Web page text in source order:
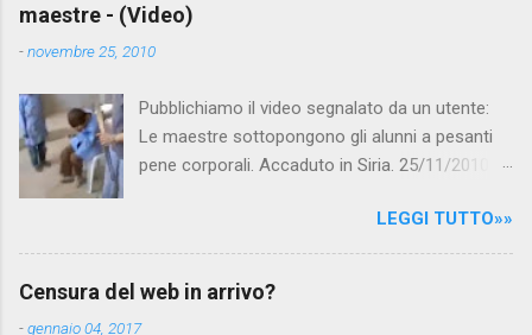
maestre - (Video)
-novembre 25, 2010
Pubblichiamo il video segnalato da un utente:
Le maestre sottopongono gli alunni a pesanti
pene corporali. Accaduto in Siria. 25/11/2010
Canale 5 "Forum" si è interessato al caso,
interpellando prontamente l'ambasciata siriana,
per fare luce sulla vicenda: è emerso che il
LEGGI TUTTO»»
Censura del web in arrivo?
-gennaio 04, 2017